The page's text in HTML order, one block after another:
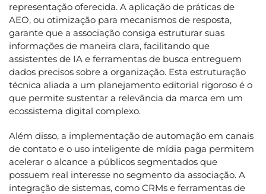
representação oferecida. A aplicação de práticas de
AEO, ou otimização para mecanismos de resposta,
garante que a associação consiga estruturar suas
informações de maneira clara, facilitando que
assistentes de IA e ferramentas de busca entreguem
dados precisos sobre a organização. Esta estruturação
técnica aliada a um planejamento editorial rigoroso é o
que permite sustentar a relevância da marca em um
ecossistema digital complexo.
Além disso, a implementação de automação em canais
de contato e o uso inteligente de mídia paga permitem
acelerar o alcance a públicos segmentados que
possuem real interesse no segmento da associação. A
integração de sistemas, como CRMs e ferramentas de